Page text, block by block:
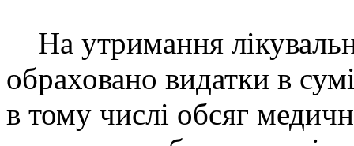
На утримання
обраховано видатки в
в тому числі обсяг